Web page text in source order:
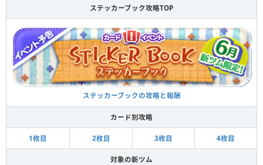
ステッカーブック攻略TOP
ステッカーブックの攻略と報酬
カード別攻略
1枚目 2枚目 3枚目 4枚目
対象の新ツム